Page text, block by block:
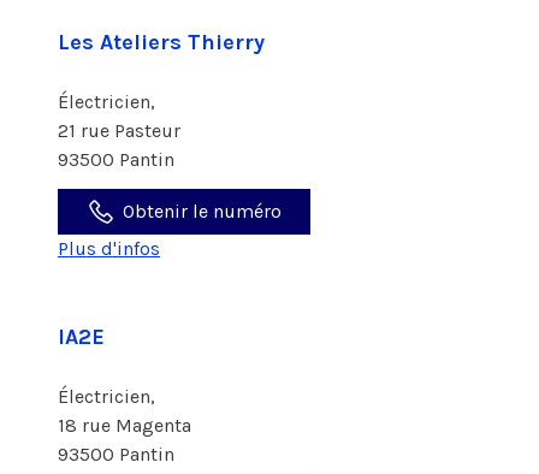
Les Ateliers Thierry
Électricien,
21 rue Pasteur
93500 Pantin
Obtenir le numéro
Plus d'infos
IA2E
Électricien,
18 rue Magenta
93500 Pantin